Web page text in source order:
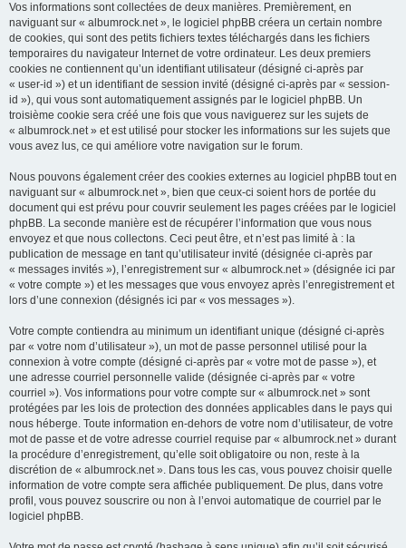
Vos informations sont collectées de deux manières. Premièrement, en
naviguant sur « albumrock.net », le logiciel phpBB créera un certain nombre
de cookies, qui sont des petits fichiers textes téléchargés dans les fichiers
temporaires du navigateur Internet de votre ordinateur. Les deux premiers
cookies ne contiennent qu’un identifiant utilisateur (désigné ci-après par
« user-id ») et un identifiant de session invité (désigné ci-après par « session-
id »), qui vous sont automatiquement assignés par le logiciel phpBB. Un
troisième cookie sera créé une fois que vous naviguerez sur les sujets de
« albumrock.net » et est utilisé pour stocker les informations sur les sujets que
vous avez lus, ce qui améliore votre navigation sur le forum.
Nous pouvons également créer des cookies externes au logiciel phpBB tout en
naviguant sur « albumrock.net », bien que ceux-ci soient hors de portée du
document qui est prévu pour couvrir seulement les pages créées par le logiciel
phpBB. La seconde manière est de récupérer l’information que vous nous
envoyez et que nous collectons. Ceci peut être, et n’est pas limité à : la
publication de message en tant qu’utilisateur invité (désignée ci-après par
« messages invités »), l’enregistrement sur « albumrock.net » (désignée ici par
« votre compte ») et les messages que vous envoyez après l’enregistrement et
lors d’une connexion (désignés ici par « vos messages »).
Votre compte contiendra au minimum un identifiant unique (désigné ci-après
par « votre nom d’utilisateur »), un mot de passe personnel utilisé pour la
connexion à votre compte (désigné ci-après par « votre mot de passe »), et
une adresse courriel personnelle valide (désignée ci-après par « votre
courriel »). Vos informations pour votre compte sur « albumrock.net » sont
protégées par les lois de protection des données applicables dans le pays qui
nous héberge. Toute information en-dehors de votre nom d’utilisateur, de votre
mot de passe et de votre adresse courriel requise par « albumrock.net » durant
la procédure d’enregistrement, qu’elle soit obligatoire ou non, reste à la
discrétion de « albumrock.net ». Dans tous les cas, vous pouvez choisir quelle
information de votre compte sera affichée publiquement. De plus, dans votre
profil, vous pouvez souscrire ou non à l’envoi automatique de courriel par le
logiciel phpBB.